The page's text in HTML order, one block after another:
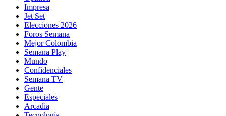
Impresa
Jet Set
Elecciones 2026
Foros Semana
Mejor Colombia
Semana Play
Mundo
Confidenciales
Semana TV
Gente
Especiales
Arcadia